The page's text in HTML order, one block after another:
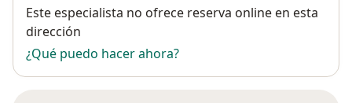
Disponibilidad
Este especialista no ofrece reserva online en esta
dirección
¿Qué puedo hacer ahora?